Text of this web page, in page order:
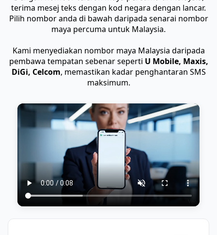
terima mesej teks dengan kod negara dengan lancar.
Pilih nombor anda di bawah daripada senarai nombor
maya percuma untuk Malaysia.
Kami menyediakan nombor maya Malaysia daripada
pembawa tempatan sebenar seperti U Mobile, Maxis,
DiGi, Celcom, memastikan kadar penghantaran SMS
maksimum.